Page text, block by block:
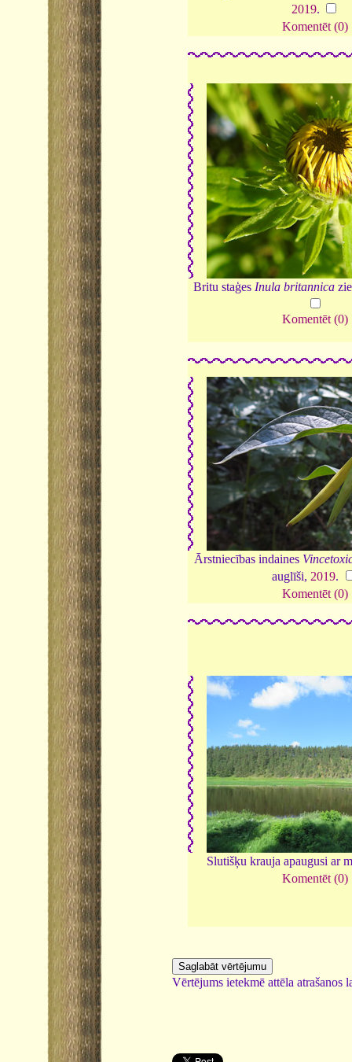
2019.
Komentēt (0)
Britu staģes Inula britannica
Komentēt (0)
Ārstniecības indaines
auglīši, 2019.
Komentēt (0)
Slutišķu krauja apaugusi ar
Komentēt (0)
Vērtējums ietekmē attēla atrašanos